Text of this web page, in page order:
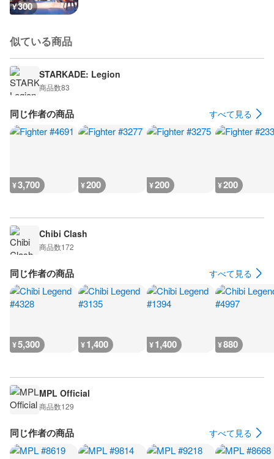
¥300
似ている商品
STARKADE: Legion
商品数83
同じ作者の商品 すべて見る
¥3,700 ¥200 ¥200 ¥200
Chibi Clash
商品数172
同じ作者の商品 すべて見る
¥5,300 ¥1,400 ¥1,400 ¥880
MPL Official
商品数129
同じ作者の商品 すべて見る